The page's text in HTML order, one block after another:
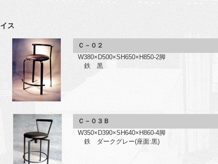
イス
Ｃ－０２
W380×D500×SH650×H850-2脚
鉄 黒
Ｃ－０３Ｂ
W350×D390×SH640×H860-4脚
鉄 ダークグレー(座面:黒)